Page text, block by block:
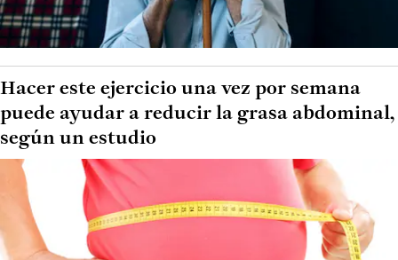
Hacer este ejercicio una vez por semana
puede ayudar a reducir la grasa abdominal,
según un estudio